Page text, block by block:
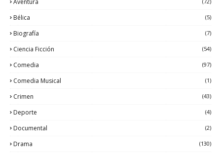
Aventura
Bélica (5)
Biografía (7)
Ciencia Ficción (54)
Comedia (97)
Comedia Musical (1)
Crimen (43)
Deporte (4)
Documental (2)
Drama (130)